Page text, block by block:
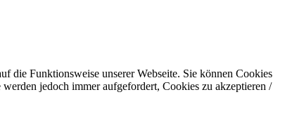
die Funktionsweise unserer Webseite. Sie können Cookies
jedoch immer aufgefordert, Cookies zu akzeptieren /